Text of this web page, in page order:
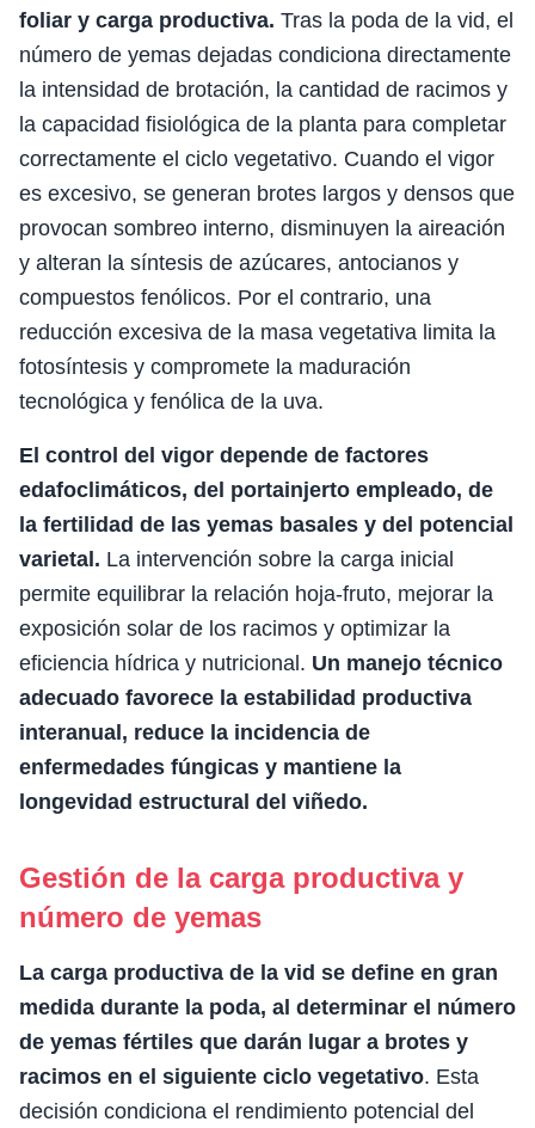
foliar y carga productiva. Tras la poda de la vid, el
número de yemas dejadas condiciona directamente
la intensidad de brotación, la cantidad de racimos y
la capacidad fisiológica de la planta para completar
correctamente el ciclo vegetativo. Cuando el vigor
es excesivo, se generan brotes largos y densos que
provocan sombreo interno, disminuyen la aireación
y alteran la síntesis de azúcares, antocianos y
compuestos fenólicos. Por el contrario, una
reducción excesiva de la masa vegetativa limita la
fotosíntesis y compromete la maduración
tecnológica y fenólica de la uva.
El control del vigor depende de factores
edafoclimáticos, del portainjerto empleado, de
la fertilidad de las yemas basales y del potencial
varietal. La intervención sobre la carga inicial
permite equilibrar la relación hoja-fruto, mejorar la
exposición solar de los racimos y optimizar la
eficiencia hídrica y nutricional. Un manejo técnico
adecuado favorece la estabilidad productiva
interanual, reduce la incidencia de
enfermedades fúngicas y mantiene la
longevidad estructural del viñedo.
Gestión de la carga productiva y
número de yemas
La carga productiva de la vid se define en gran
medida durante la poda, al determinar el número
de yemas fértiles que darán lugar a brotes y
racimos en el siguiente ciclo vegetativo. Esta
decisión condiciona el rendimiento potencial del